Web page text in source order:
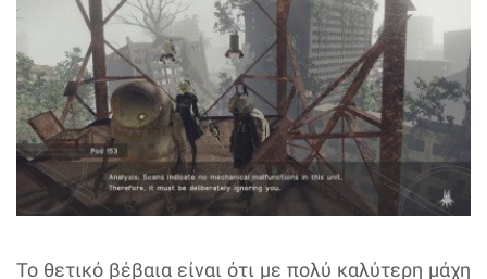
Το θετικό βέβαια είναι ότι με πολύ καλύτερη μάχη